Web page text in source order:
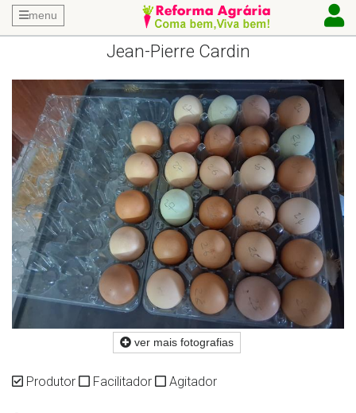
menu
Jean-Pierre Cardin
ver mais fotografias
Produtor Facilitador Agitador